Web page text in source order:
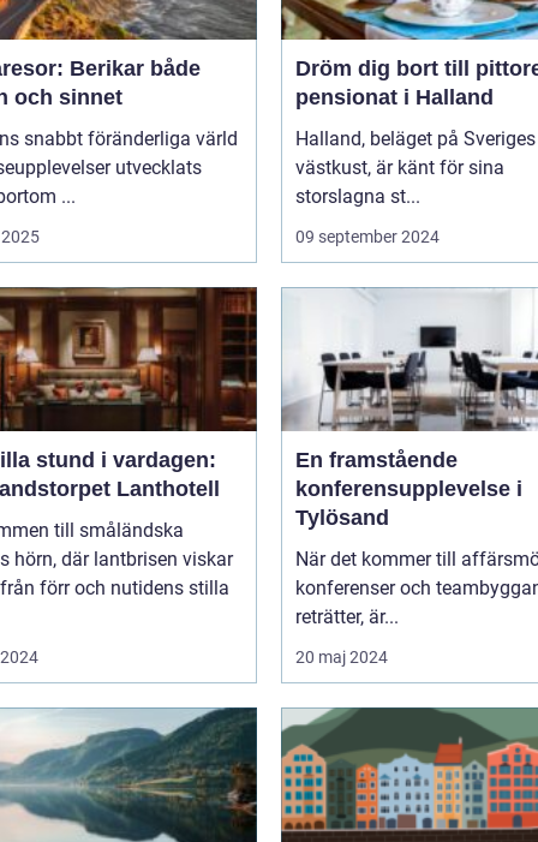
Berikar både
och sinnet
snabbt föränderliga värld
utvecklats
...
Dröm dig bort till
pensionat i Halland
Halland, beläget på Sveriges
västkust, är känt för sina
storslagna st...
09 september 2024
stund i vardagen:
Lanthotell
till småländska
hörn, där lantbrisen viskar
förr och nutidens stilla
En framstående
konferensupplevelse i
Tylösand
När det kommer till
konferenser och
reträtter, är...
20 maj 2024